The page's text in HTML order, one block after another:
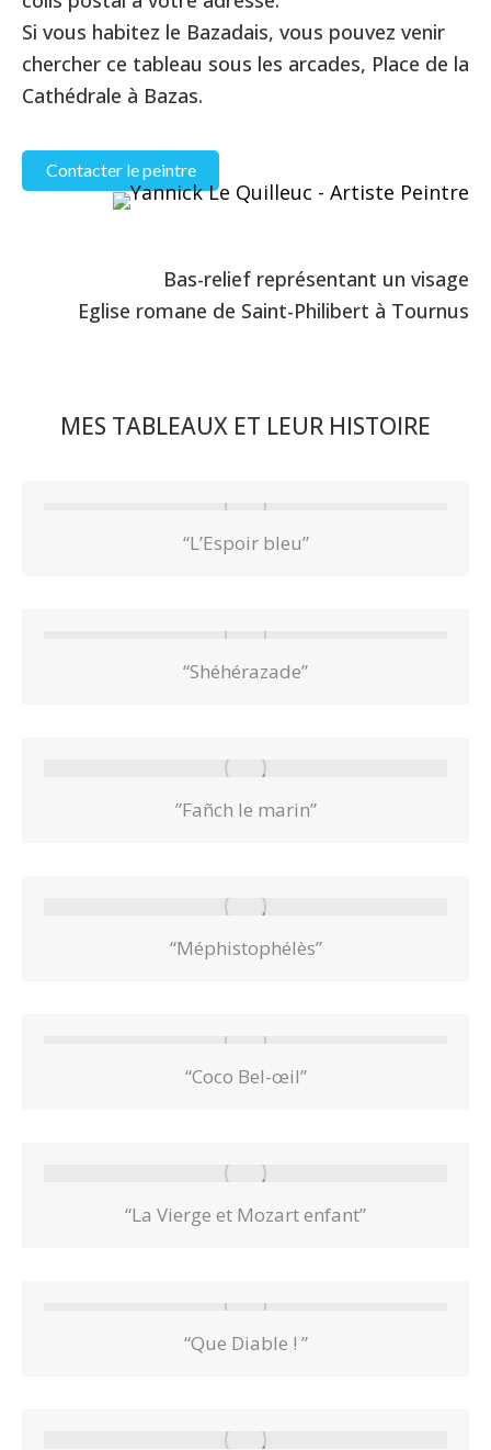
Si vous habitez le Bazadais, vous pouvez venir
chercher ce tableau sous les arcades, Place de la
Cathédrale à Bazas.
Contacter le peintre
Bas-relief représentant un visage
Eglise romane de Saint-Philibert à Tournus
MES TABLEAUX ET LEUR HISTOIRE
“L’Espoir bleu”
“Shéhérazade”
”Fañch le marin”
“Méphistophélès”
“Coco Bel-œil”
“La Vierge et Mozart enfant”
“Que Diable ! ”